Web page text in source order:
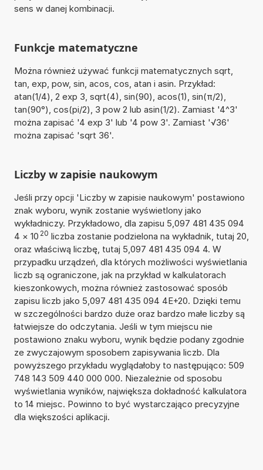
sens w danej kombinacji.
Funkcje matematyczne
Można również używać funkcji matematycznych sqrt,
tan, exp, pow, sin, acos, cos, atan i asin. Przykład:
atan(1/4), 2 exp 3, sqrt(4), sin(90), acos(1), sin(π/2),
tan(90°), cos(pi/2), 3 pow 2 lub asin(1/2). Zamiast '4^3'
można zapisać '4 exp 3' lub '4 pow 3'. Zamiast '√36'
można zapisać 'sqrt 36'.
Liczby w zapisie naukowym
Jeśli przy opcji 'Liczby w zapisie naukowym' postawiono
znak wyboru, wynik zostanie wyświetlony jako
wykładniczy. Przykładowo, dla zapisu 5,097 481 435 094
4 × 10 20 liczba zostanie podzielona na wykładnik, tutaj 20,
oraz właściwą liczbę, tutaj 5,097 481 435 094 4. W
przypadku urządzeń, dla których możliwości wyświetlania
liczb są ograniczone, jak na przykład w kalkulatorach
kieszonkowych, można również zastosować sposób
zapisu liczb jako 5,097 481 435 094 4E+20. Dzięki temu
w szczególności bardzo duże oraz bardzo małe liczby są
łatwiejsze do odczytania. Jeśli w tym miejscu nie
postawiono znaku wyboru, wynik będzie podany zgodnie
ze zwyczajowym sposobem zapisywania liczb. Dla
powyższego przykładu wyglądałoby to następująco: 509
748 143 509 440 000 000. Niezależnie od sposobu
wyświetlania wyników, największa dokładność kalkulatora
to 14 miejsc. Powinno to być wystarczająco precyzyjne
dla większości aplikacji.